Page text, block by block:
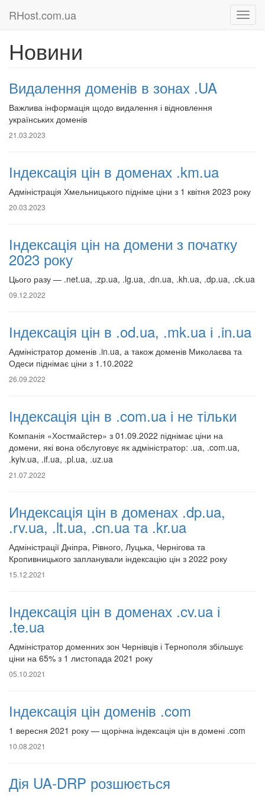
RHost.com.ua
Новини
Видалення доменів в зонах .UA
Важлива інформація щодо видалення і відновлення
українських доменів
21.03.2023
Індексація цін в доменах .km.ua
Адміністрація Хмельницького підніме ціни з 1 квітня 2023 року
20.03.2023
Індексація цін на домени з початку
2023 року
Цього разу — .net.ua, .zp.ua, .lg.ua, .dn.ua, .kh.ua, .dp.ua, .ck.ua
09.12.2022
Індексація цін в .od.ua, .mk.ua і .in.ua
Адміністратор доменів .in.ua, а також доменів Миколаєва та
Одеси піднімає ціни з 1.10.2022
26.09.2022
Індексація цін в .com.ua і не тільки
Компанія «Хостмайстер» з 01.09.2022 піднімає ціни на
домени, які вона обслуговує як адміністратор: .ua, .com.ua,
.kyiv.ua, .if.ua, .pl.ua, .uz.ua
21.07.2022
Индексація цін в доменах .dp.ua,
.rv.ua, .lt.ua, .cn.ua та .kr.ua
Адміністрації Дніпра, Рівного, Луцька, Чернігова та
Кропивницького запланували індексацію цін з 2022 року
15.12.2021
Індексація цін в доменах .cv.ua і
.te.ua
Адміністратор доменних зон Чернівців і Тернополя збільшує
ціни на 65% з 1 листопада 2021 року
05.10.2021
Індексація цін доменів .com
1 вересня 2021 року — щорічна індексація цін в домені .com
10.08.2021
Дія UA-DRP розшюється